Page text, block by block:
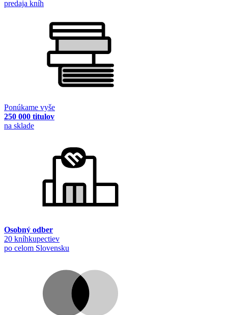
predaja kníh
Ponúkame vyše
250 000 titulov
na sklade
Osobný odber
20 kníhkupectiev
po celom Slovensku